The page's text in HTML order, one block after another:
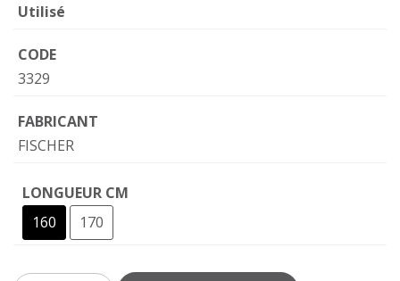
Utilisé
CODE
3329
FABRICANT
FISCHER
LONGUEUR CM
160
170